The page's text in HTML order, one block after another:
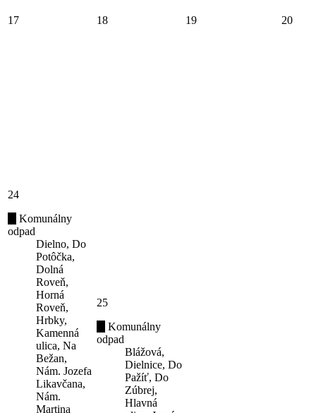
17 18 19 20
24
Komunálny
odpad
Dielno, Do
Potôčka,
Dolná
Roveň,
Horná
Roveň,
Hrbky,
Kamenná
ulica, Na
Bežan,
Nám. Jozefa
Likavčana,
Nám.
Martina
25
Komunálny
odpad
Blážová,
Dielnice, Do
Pažíť, Do
Zúbrej,
Hlavná